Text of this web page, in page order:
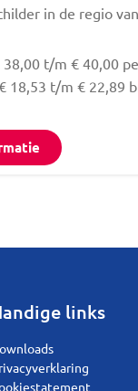
in de regio van
38,00 t/m € 40,00
18,53 t/m € 22,89
links